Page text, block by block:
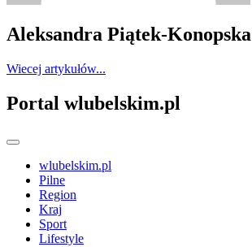
Aleksandra Piątek-Konopska
Wiecej artykułów...
Portal wlubelskim.pl
wlubelskim.pl
Pilne
Region
Kraj
Sport
Lifestyle